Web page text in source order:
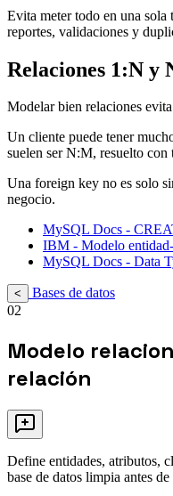
Evita meter todo en una
reportes, validaciones y
Relaciones 1:N y
Modelar bien relaciones
Un cliente puede tener
suelen ser N:M, resuelto
Una foreign key no es solo
negocio.
MySQL Docs -
IBM - Modelo
MySQL Docs - Data
<
Bases de datos
02
Modelo
relación
Define entidades, atributos,
base de datos limpia antes